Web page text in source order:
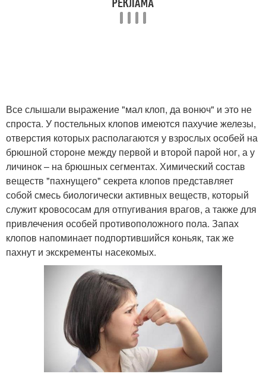
Все слышали выражение "мал клоп, да вонюч" и это не
спроста. У постельных клопов имеются пахучие железы,
отверстия которых располагаются у взрослых особей на
брюшной стороне между первой и второй парой ног, а у
личинок – на брюшных сегментах. Химический состав
веществ "пахнущего" секрета клопов представляет
собой смесь биологически активных веществ, который
служит кровососам для отпугивания врагов, а также для
привлечения особей противоположного пола. Запах
клопов напоминает подпортившийся коньяк, так же
пахнут и экскременты насекомых.